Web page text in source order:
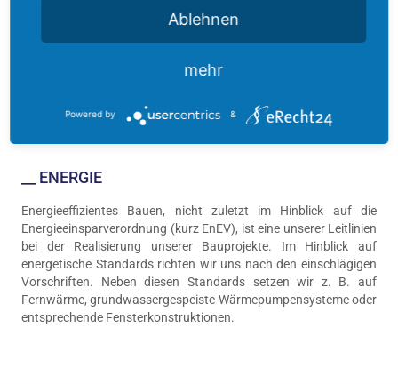
nachhaltig. Diese Qualität spiegelt sich in unseren
Baubeschreibungen wieder. Wir übersenden Ihnen gerne auf
Anfrage die entsprechenden Baubeschreibungen zu unseren
__ ENERGIE
Energieeffizientes Bauen, nicht zuletzt im Hinblick auf die
Energieeinsparverordnung (kurz EnEV), ist eine unserer Leitlinien
bei der Realisierung unserer Bauprojekte. Im Hinblick auf
energetische Standards richten wir uns nach den einschlägigen
Vorschriften. Neben diesen Standards setzen wir z. B. auf
Fernwärme, grundwassergespeiste Wärmepumpensysteme oder
entsprechende Fensterkonstruktionen.
Ablehnen
mehr
Powered by &